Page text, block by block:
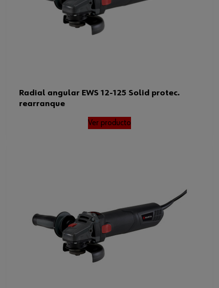
Radial angular EWS 12-125 Solid protec.
rearranque
Ver producto